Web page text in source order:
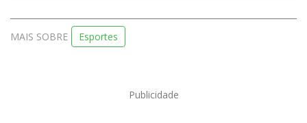
MAIS SOBRE Esportes
Publicidade